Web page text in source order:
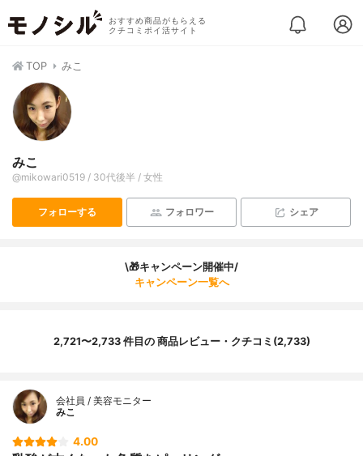
おすすめ商品がもらえる
クチコミポイ活サイト
TOP みこ
みこ
@mikowari0519 / 30代後半 / 女性
フォローする フォロワー シェア
\🎁キャンペーン開催中/
キャンペーン一覧へ
2,721〜2,733 件目の 商品レビュー・クチコミ(2,733)
会社員 / 美容モニター
みこ
4.00